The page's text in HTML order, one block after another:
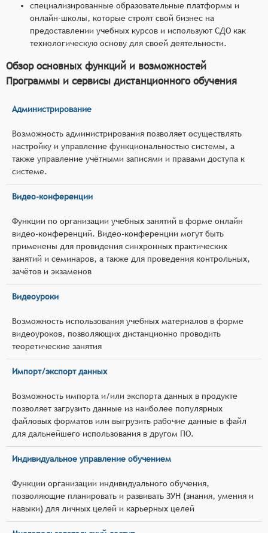
специализированные образовательные платформы и
онлайн-школы, которые строят свой бизнес на
предоставлении учебных курсов и используют СДО как
технологическую основу для своей деятельности.
Обзор основных функций и возможностей
Программы и сервисы дистанционного обучения
Администрирование
Возможность администрирования позволяет осуществлять
настройку и управление функциональностью системы, а
также управление учётными записями и правами доступа к
системе.
Видео-конференции
Функции по организации учебных занятий в форме онлайн
видео-конференций. Видео-конференции могут быть
применены для провидения синхронных практических
занятий и семинаров, а также для проведения контрольных,
зачётов и экзаменов
Видеоуроки
Возможность использования учебных материалов в форме
видеоуроков, позволяющих дистанционно проводить
теоретические занятия
Импорт/экспорт данных
Возможность импорта и/или экспорта данных в продукте
позволяет загрузить данные из наиболее популярных
файловых форматов или выгрузить рабочие данные в файл
для дальнейшего использования в другом ПО.
Индивидуальное управление обучением
Функции организации индивидуального обучения,
позволяющие планировать и развивать ЗУН (знания, умения и
навыки) для личных целей и карьерных целей